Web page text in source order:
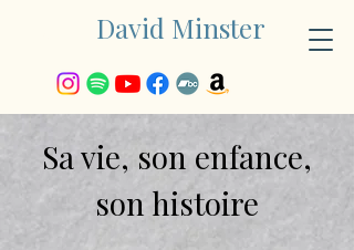
David Minster
Sa vie, son enfance,
son histoire